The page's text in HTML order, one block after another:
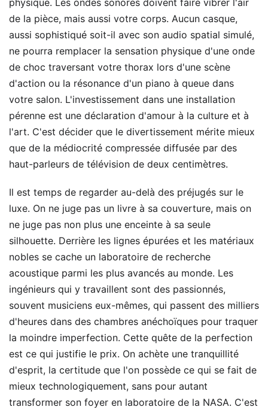
de la pièce, mais aussi votre corps. Aucun casque,
aussi sophistiqué soit-il avec son audio spatial simulé,
ne pourra remplacer la sensation physique d'une onde
de choc traversant votre thorax lors d'une scène
d'action ou la résonance d'un piano à queue dans
votre salon. L'investissement dans une installation
pérenne est une déclaration d'amour à la culture et à
l'art. C'est décider que le divertissement mérite mieux
que de la médiocrité compressée diffusée par des
haut-parleurs de télévision de deux centimètres.
Il est temps de regarder au-delà des préjugés sur le
luxe. On ne juge pas un livre à sa couverture, mais on
ne juge pas non plus une enceinte à sa seule
silhouette. Derrière les lignes épurées et les matériaux
nobles se cache un laboratoire de recherche
acoustique parmi les plus avancés au monde. Les
ingénieurs qui y travaillent sont des passionnés,
souvent musiciens eux-mêmes, qui passent des milliers
d'heures dans des chambres anéchoïques pour traquer
la moindre imperfection. Cette quête de la perfection
est ce qui justifie le prix. On achète une tranquillité
d'esprit, la certitude que l'on possède ce qui se fait de
mieux technologiquement, sans pour autant
transformer son foyer en laboratoire de la NASA. C'est